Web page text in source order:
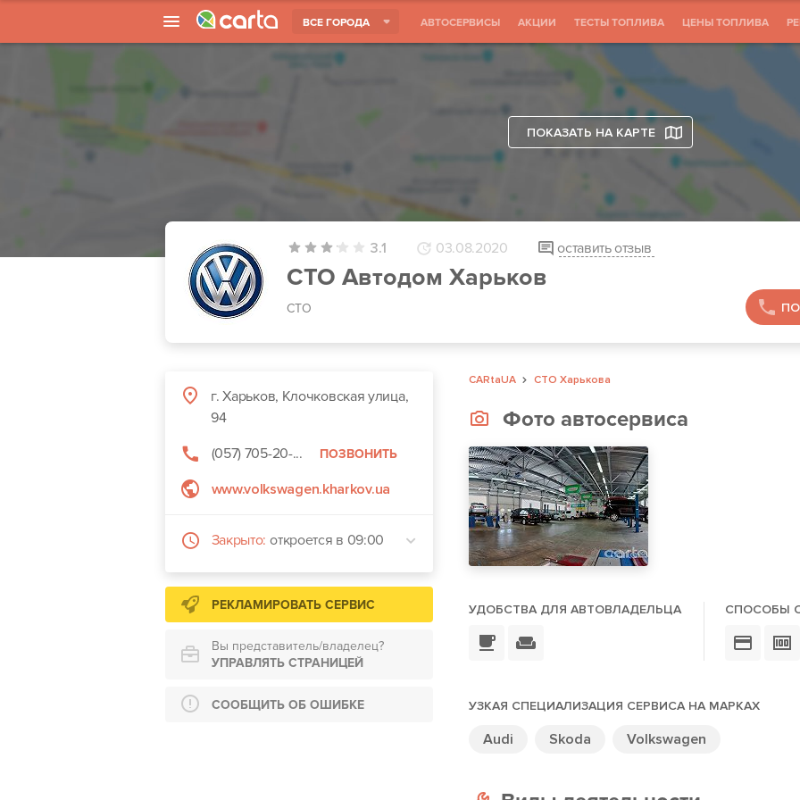
ВСЕ ГОРОДА АВТОСЕРВИСЫ АКЦИИ ТЕСТЫ ТОПЛИВА ЦЕНЫ ТОПЛИВА
ПОКАЗАТЬ НА КАРТЕ
3.1 03.08.2020 оставить отзыв
СТО Автодом Харьков
СТО
г. Харьков, Клочковская улица,
94
(057) 705-20-...
ПОЗВОНИТЬ
www.volkswagen.kharkov.ua
Закрыто: откроется в 09:00
РЕКЛАМИРОВАТЬ СЕРВИС
Вы представитель/владелец?
УПРАВЛЯТЬ СТРАНИЦЕЙ
СООБЩИТЬ ОБ ОШИБКЕ
CARtaUA СТО Харькова
Фото автосервиса
УДОБСТВА ДЛЯ АВТОВЛАДЕЛЬЦА СПОСОБЫ
УЗКАЯ СПЕЦИАЛИЗАЦИЯ СЕРВИСА НА МАРКАХ
Audi Skoda Volkswagen